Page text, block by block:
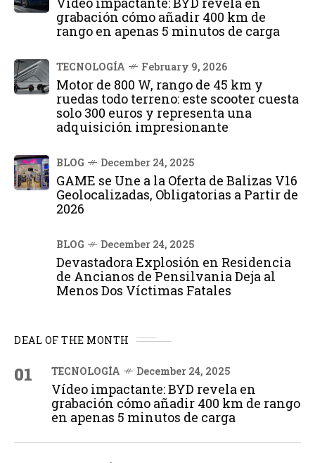
grabación cómo añadir 400 km de
rango en apenas 5 minutos de carga
TECNOLOGÍA February 9, 2026
Motor de 800 W, rango de 45 km y
ruedas todo terreno: este scooter cuesta
solo 300 euros y representa una
adquisición impresionante
BLOG December 24, 2025
GAME se Une a la Oferta de Balizas V16
Geolocalizadas, Obligatorias a Partir de
2026
BLOG December 24, 2025
Devastadora Explosión en Residencia
de Ancianos de Pensilvania Deja al
Menos Dos Víctimas Fatales
DEAL OF THE MONTH
01 TECNOLOGÍA December 24, 2025
Vídeo impactante: BYD revela en
grabación cómo añadir 400 km de rango
en apenas 5 minutos de carga